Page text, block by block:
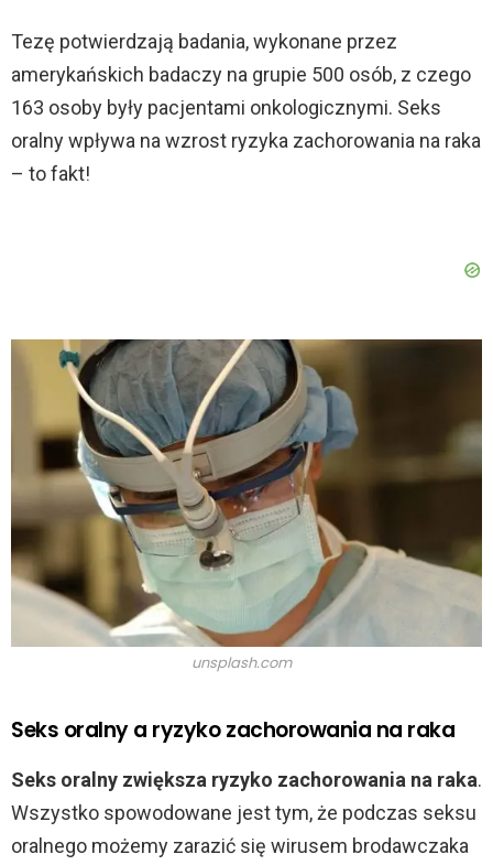
Tezę potwierdzają badania, wykonane przez
amerykańskich badaczy na grupie 500 osób, z czego
163 osoby były pacjentami onkologicznymi. Seks
oralny wpływa na wzrost ryzyka zachorowania na raka
– to fakt!
unsplash.com
Seks oralny a ryzyko zachorowania na raka
Seks oralny zwiększa ryzyko zachorowania na raka.
Wszystko spowodowane jest tym, że podczas seksu
oralnego możemy zarazić się wirusem brodawczaka